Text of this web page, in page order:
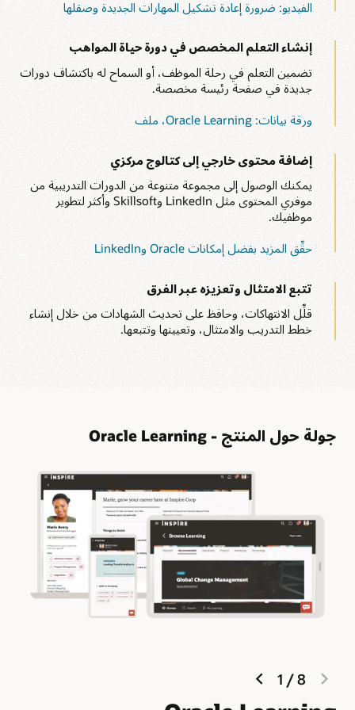
الفيديو: ضرورة إعادة تشكيل المهارات الجديدة وصقلها
إنشاء التعلم المخصص في دورة حياة المواهب
تضمين التعلم في رحلة الموظف، أو السماح له باكتشاف دورات
جديدة في صفحة رئيسة مخصصة.
ورقة بيانات: Oracle Learning، ملف
إضافة محتوى خارجي إلى كتالوج مركزي
يمكنك الوصول إلى مجموعة متنوعة من الدورات التدريبية من
موفري المحتوى مثل LinkedIn وSkillsoft وأكثر لتطوير
موظفيك.
حقِّق المزيد بفضل إمكانات Oracle وLinkedIn‏
تتبع الامتثال وتعزيزه عبر الفرق
قلِّل الانتهاكات، وحافظ على تحديث الشهادات من خلال إنشاء
خطط التدريب والامتثال، وتعيينها وتتبعها.
جولة حول المنتج - Oracle Learning
previous
slide
1 /8